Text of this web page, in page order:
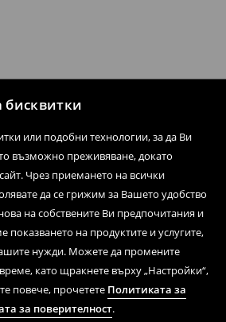
бисквитки
или подобни технологии, за да Ви
възможно преживяване, докато
Чрез приемането на всички
да се грижим за Вашето удобство
на собствените Ви предпочитания и
показването на продуктите и услугите,
нужди. Можете да промените
като щракнете върху „Настройки“,
повече, прочетете Политиката за
за поверителност.